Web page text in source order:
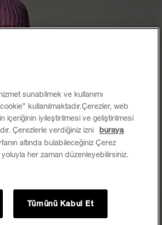
sunabilmek ve kullanımı
kullanılmaktadır.Çerezler, web
içeriğinin iyileştirilmesi ve geliştirilmesi
Çerezlerle verdiğiniz izni
buraya
altında bulabileceğiniz Çerez
yoluyla her zaman düzenleyebilirsiniz.
Tümünü Kabul Et